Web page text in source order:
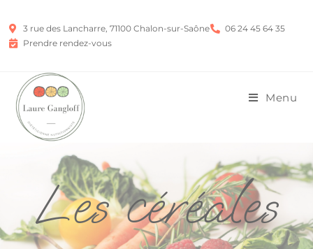
3 rue des Lancharre, 71100 Chalon-sur-Saône
06 24 45 64 35
Prendre rendez-vous
Menu
Les céréales